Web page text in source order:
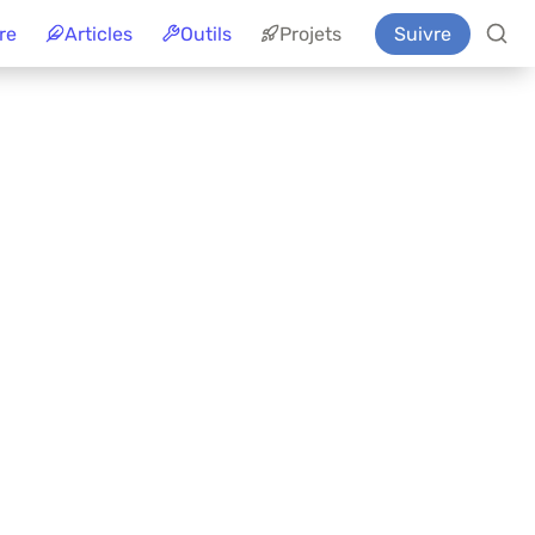
Articles Outils Projets Suivre